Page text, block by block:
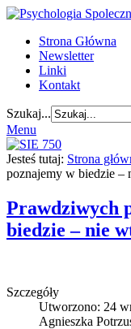
Strona Główna
Newsletter
Linki
Kontakt
Szukaj...
Menu
Jesteś tutaj: Strona
poznajemy w biedzie –
Prawdziwych
biedzie – nie
Szczegóły
Utworzono: 24
Agnieszka